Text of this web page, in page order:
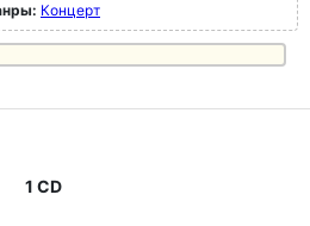
Концерт
1 CD